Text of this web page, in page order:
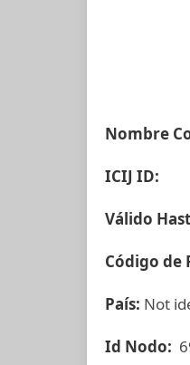
Nombre
ICIJ ID:
Válido
Código de
País: Not
Id Nodo: